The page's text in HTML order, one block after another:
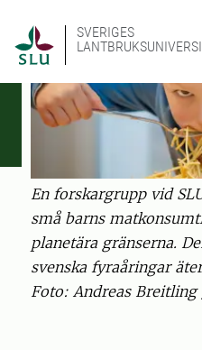
SVERIGES
En forskargrupp vid
små barns
planetära gränserna.
svenska fyraåringar
Foto: Andreas Breitling